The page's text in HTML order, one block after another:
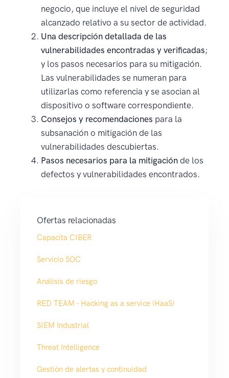
negocio, que incluye el nivel de seguridad
alcanzado relativo a su sector de actividad.
Una descripción detallada de las
vulnerabilidades encontradas y verificadas;
y los pasos necesarios para su mitigación.
Las vulnerabilidades se numeran para
utilizarlas como referencia y se asocian al
dispositivo o software correspondiente.
Consejos y recomendaciones para la
subsanación o mitigación de las
vulnerabilidades descubiertas.
Pasos necesarios para la mitigación de los
defectos y vulnerabilidades encontrados.
Ofertas relacionadas
Capacita CIBER
Servicio SOC
Análisis de riesgo
RED TEAM - Hacking as a service (HaaS)
SIEM Industrial
Threat Intelligence
Gestión de alertas y continuidad